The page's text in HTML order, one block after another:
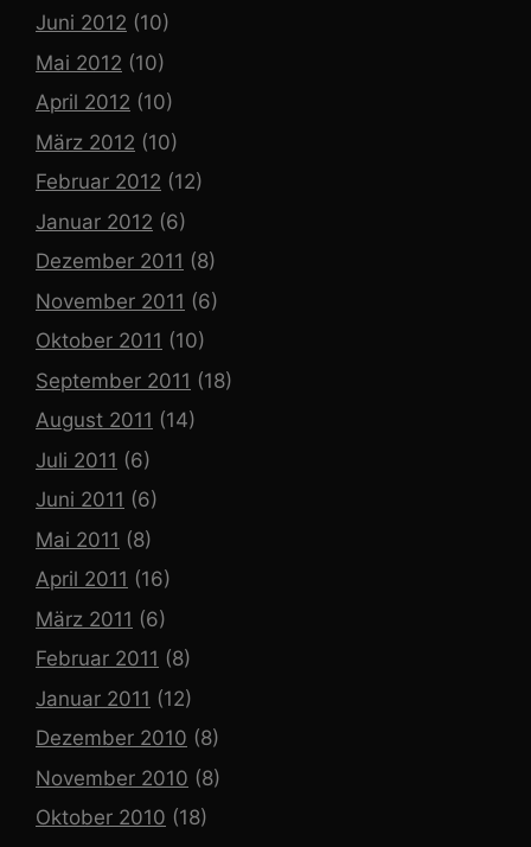
Juni 2012 (10)
Mai 2012 (10)
April 2012 (10)
März 2012 (10)
Februar 2012 (12)
Januar 2012 (6)
Dezember 2011 (8)
November 2011 (6)
Oktober 2011 (10)
September 2011 (18)
August 2011 (14)
Juli 2011 (6)
Juni 2011 (6)
Mai 2011 (8)
April 2011 (16)
März 2011 (6)
Februar 2011 (8)
Januar 2011 (12)
Dezember 2010 (8)
November 2010 (8)
Oktober 2010 (18)